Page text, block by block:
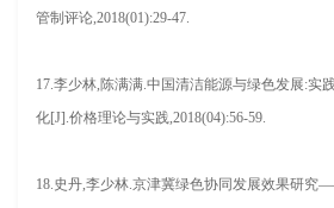
管制评论,2018(01):29-47.
17.李少林,陈满满.中国清洁能源与绿色发展:实
化[J].价格理论与实践,2018(04):56-59.
18.史丹,李少林.京津冀绿色协同发展效果研究